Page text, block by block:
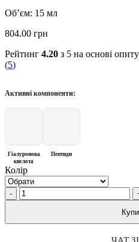
Об’єм: 15 мл
804.00 грн
Рейтинг 4.20 з 5 на основі
(5)
Активні компоненти:
Гіалуронова
кислота
Пептиди
Колір
Quantity
ЧАТ